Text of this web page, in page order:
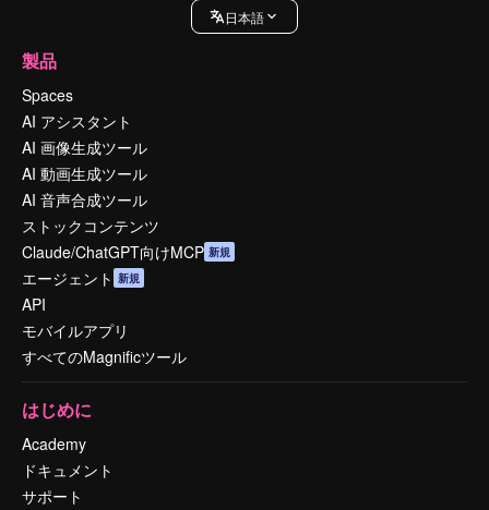
日本語
製品
Spaces
AI アシスタント
AI 画像生成ツール
AI 動画生成ツール
AI 音声合成ツール
ストックコンテンツ
Claude/ChatGPT向けMCP 新規
エージェント 新規
API
モバイルアプリ
すべてのMagnificツール
はじめに
Academy
ドキュメント
サポート